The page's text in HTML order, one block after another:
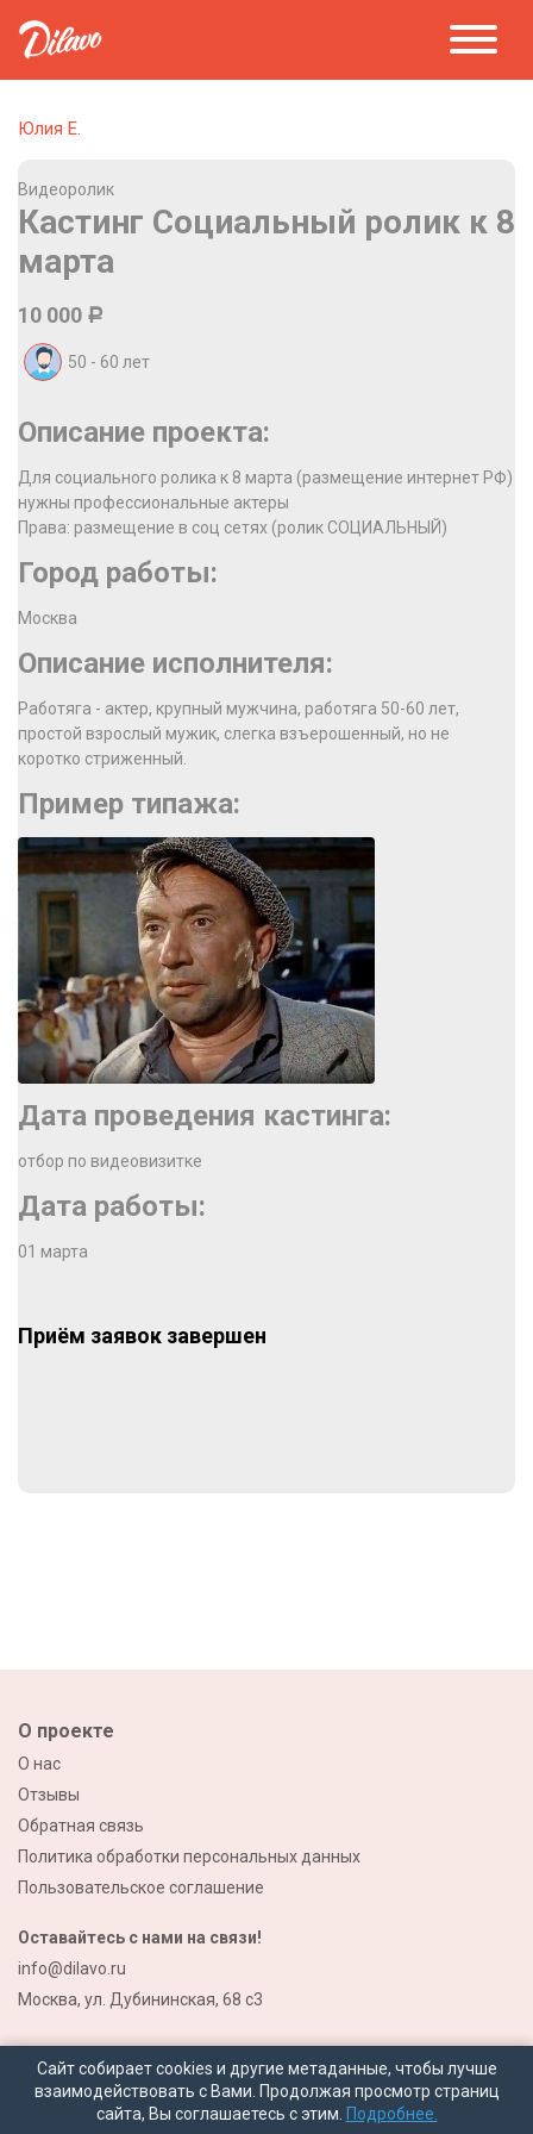
Юлия Е.
Видеоролик
Кастинг Социальный ролик к 8
марта
10 000 Р
50 - 60 лет
Описание проекта:
Для социального ролика к 8 марта (размещение интернет РФ)
нужны профессиональные актеры
Права: размещение в соц сетях (ролик СОЦИАЛЬНЫЙ)
Город работы:
Москва
Описание исполнителя:
Работяга - актер, крупный мужчина, работяга 50-60 лет,
простой взрослый мужик, слегка взъерошенный, но не
коротко стриженный.
Пример типажа:
Дата проведения кастинга:
отбор по видеовизитке
Дата работы:
01 марта
Приём заявок завершен
© 2026 Все права защищены
О проекте
О нас
Отзывы
Обратная связь
Политика обработки персональных данных
Пользовательское соглашение
Оставайтесь с нами на связи!
info@dilavo.ru
Москва, ул. Дубининская, 68 с3
Сайт собирает cookies и другие метаданные, чтобы лучше
взаимодействовать с Вами. Продолжая просмотр страниц
сайта, Вы соглашаетесь с этим. Подробнее.